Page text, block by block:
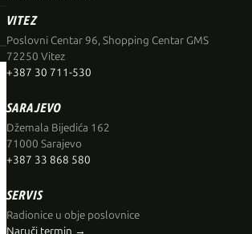
VITEZ
Poslovni Centar 96, Shopping Centar GMS
72250 Vitez
+387 30 711-530
SARAJEVO
Džemala Bijedića 162
71000 Sarajevo
+387 33 868 580
SERVIS
Radionice u obje poslovnice